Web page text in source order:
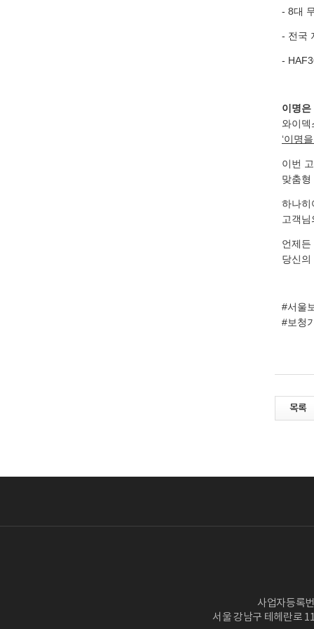
- 8대
- 전국
-
이명
와이덱
‘이명
이번
맞춤
하나히
고객님
언제든
당신
#서울
#보청
목록
사업자등록
서울 강남구 테헤란로